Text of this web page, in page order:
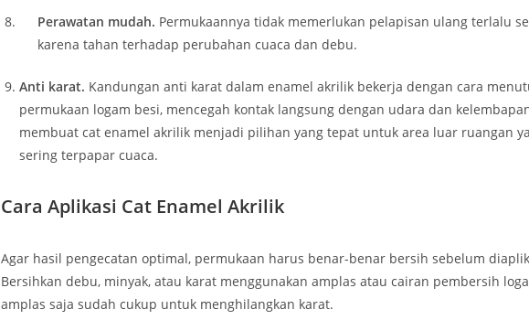
Perawatan mudah. Permukaannya tidak memerlukan pelapisan ulang terlalu
karena tahan terhadap perubahan cuaca dan debu.
Anti karat. Kandungan anti karat dalam enamel akrilik bekerja dengan cara
permukaan logam besi, mencegah kontak langsung dengan udara dan
membuat cat enamel akrilik menjadi pilihan yang tepat untuk area luar ruangan
sering terpapar cuaca.
Cara Aplikasi Cat Enamel Akrilik
Agar hasil pengecatan optimal, permukaan harus benar-benar bersih sebelum
Bersihkan debu, minyak, atau karat menggunakan amplas atau cairan pembersih
amplas saja sudah cukup untuk menghilangkan karat.